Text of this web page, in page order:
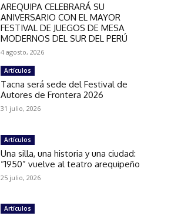
AREQUIPA CELEBRARÁ SU
ANIVERSARIO CON EL MAYOR
FESTIVAL DE JUEGOS DE MESA
MODERNOS DEL SUR DEL PERÚ
4 agosto, 2026
Artículos
Tacna será sede del Festival de
Autores de Frontera 2026
31 julio, 2026
Artículos
Una silla, una historia y una ciudad:
“1950” vuelve al teatro arequipeño
25 julio, 2026
Artículos